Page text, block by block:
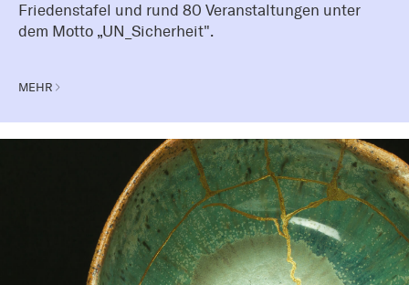
Friedenstafel und rund 80 Veranstaltungen unter
dem Motto „UN_Sicherheit".
MEHR